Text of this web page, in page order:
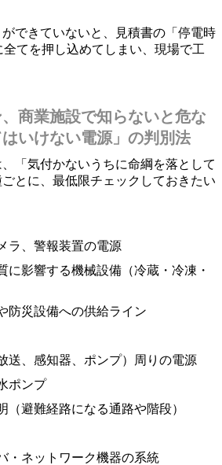
できていないと、見積書の「停電時
てを押し込めてしまい、現場で工
商業施設で知らないと危な
いけない電源」の判別法
「気付かないうちに命綱を落として
とに、最低限チェックしておきたい
ラ、警報装置の電源
に影響する機械設備（冷蔵・冷凍・
防災設備への供給ライン
送、感知器、ポンプ）周りの電源
ポンプ
（避難経路になる通路や階段）
・ネットワーク機器の系統